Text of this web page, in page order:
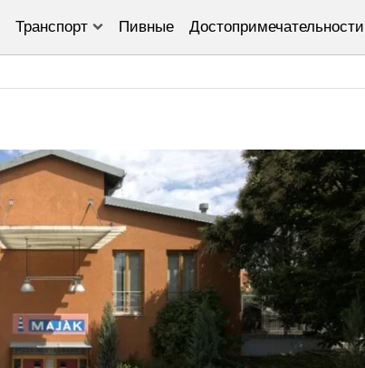
Транспорт Пивные Достопримечательности